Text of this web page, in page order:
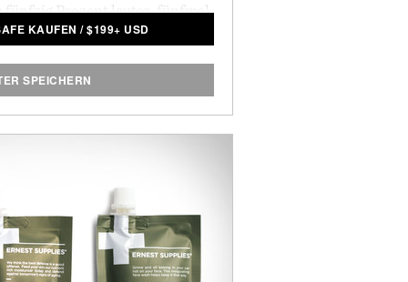
fünfzig Prozent lauter, fünfmal
geschmeidiges kabelloses
innerhalb von ein paar
Löcher in die Wand bohren,
am schnellsten wachsenden
der USA gemacht hat.
von SimpliSafe.
KAUFEN /$199+ USD
SPEICHERN